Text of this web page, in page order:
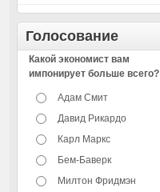
Голосование
Какой экономист вам
импонирует больше всего?
Адам Смит
Давид Рикардо
Карл Маркс
Бем-Баверк
Милтон Фридмэн